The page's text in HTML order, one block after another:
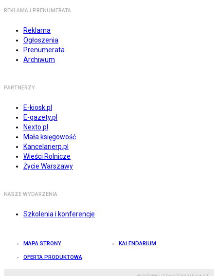
REKLAMA I PRENUMERATA
Reklama
Ogłoszenia
Prenumerata
Archiwum
PARTNERZY
E-kiosk.pl
E-gazety.pl
Nexto.pl
Mała księgowość
Kancelarierp.pl
Wieści Rolnicze
Życie Warszawy
NASZE WYDARZENIA
Szkolenia i konferencje
MAPA STRONY KALENDARIUM
OFERTA PRODUKTOWA